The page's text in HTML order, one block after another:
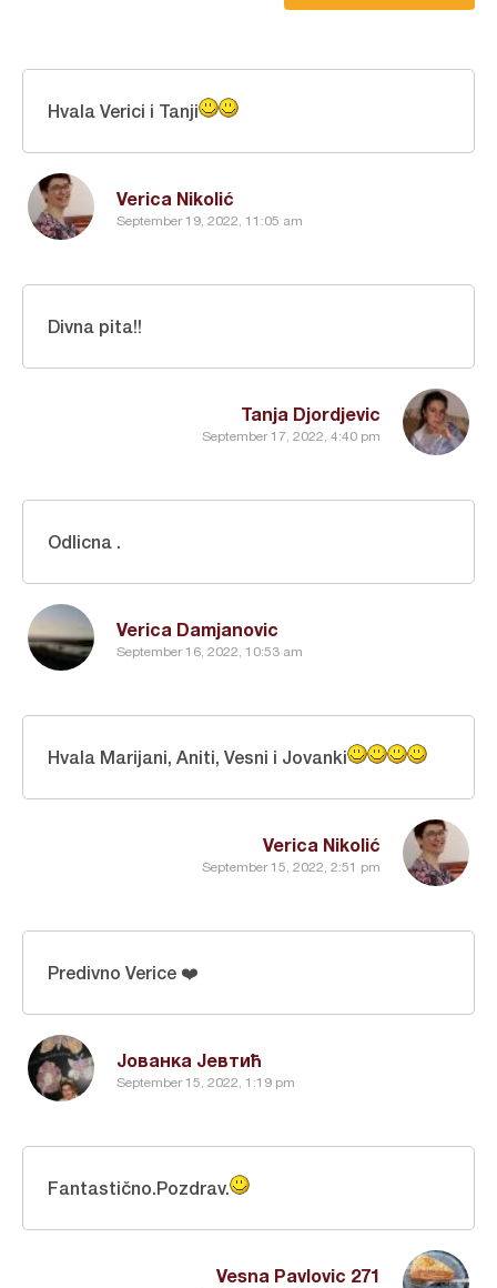
Verica Nikolić
September 19, 2022, 11:05 am
Hvala Verici i Tanji
Tanja Djordjevic
September 17, 2022, 4:40 pm
Divna pita!!
Verica Damjanovic
September 16, 2022, 10:53 am
Odlicna .
Verica Nikolić
September 15, 2022, 2:51 pm
Hvala Marijani, Aniti, Vesni i Jovanki
Јованка Јевтић
September 15, 2022, 1:19 pm
Predivno Verice ❤️
Vesna Pavlovic 271
Fantastično.Pozdrav.